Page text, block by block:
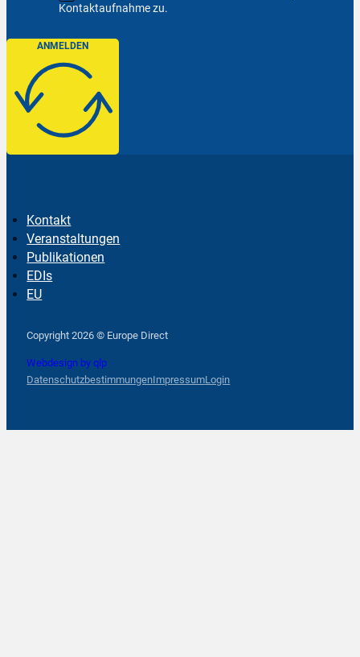
Kontaktaufnahme zu.
ANMELDEN
Kontakt
Veranstaltungen
Publikationen
EDIs
EU
Copyright 2026 © Europe Direct
Webdesign by qlp
DatenschutzbestimmungenImpressumLogin